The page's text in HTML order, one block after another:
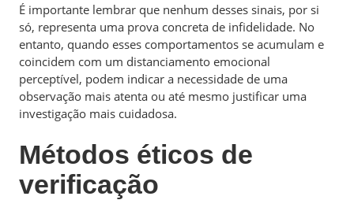
É importante lembrar que nenhum desses sinais, por si
só, representa uma prova concreta de infidelidade. No
entanto, quando esses comportamentos se acumulam e
coincidem com um distanciamento emocional
perceptível, podem indicar a necessidade de uma
observação mais atenta ou até mesmo justificar uma
investigação mais cuidadosa.
Métodos éticos de
verificação